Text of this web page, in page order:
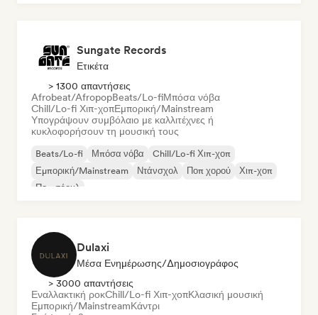
Sungate Records
Ετικέτα
> 1300 απαντήσεις
Afrobeat/AfropopBeats/Lo-fiΜπόσα νόβα
Chill/Lo-fi Χιπ-χοπΕμπορική/Mainstream
Υπογράψουν συμβόλαιο με καλλιτέχνες ή
κυκλοφορήσουν τη μουσική τους
Beats/Lo-fi Μπόσα νόβα
Chill/Lo-fi Χιπ-χοπ
Εμπορική/Mainstream
Ντάνσχολ Ποπ χορού
Χιπ-χοπ
Ποπ σόουλ
Dulaxi
Μέσα Ενημέρωσης/Δημοσιογράφος
> 3000 απαντήσεις
Εναλλακτική ροκChill/Lo-fi Χιπ-χοπΚλασική μουσική
Εμπορική/MainstreamΚάντρι